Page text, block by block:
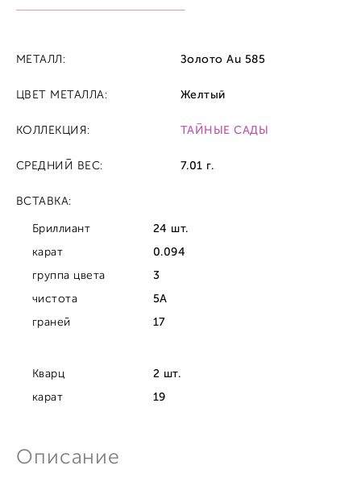
Описание
МЕТАЛЛ: Золото Au 585
ЦВЕТ МЕТАЛЛА: Желтый
КОЛЛЕКЦИЯ: ТАЙНЫЕ САДЫ
СРЕДНИЙ ВЕС: 7.01 г.
ВСТАВКА:
Бриллиант
24 шт.
карат
0.094
группа цвета
3
чистота
5А
граней
17
Кварц
2 шт.
карат
19